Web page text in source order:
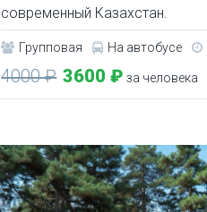
современный Казахстан.
Групповая На автобусе
4000 ₽ 3600 ₽ за человека